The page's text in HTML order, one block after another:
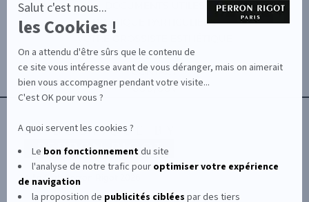
En
savoir
plus
sur
Axeptio
Salut c'est nous...
les Cookies !
On a attendu d'être sûrs que le contenu de
ce site vous intéresse avant de vous déranger, mais on aimerait
bien vous accompagner pendant votre visite...
C'est OK pour vous ?
A quoi servent les cookies ?
Le bon fonctionnementdu site
l'analyse de notre trafic pour optimiservotre expérience
de navigation
la proposition de publicités ciblées par des tiers
BOUTIQUE PARTICULIERS
AIDE / FAQ
CONTACT
CGU/CGV
© Le Club Perron Rigot 2026